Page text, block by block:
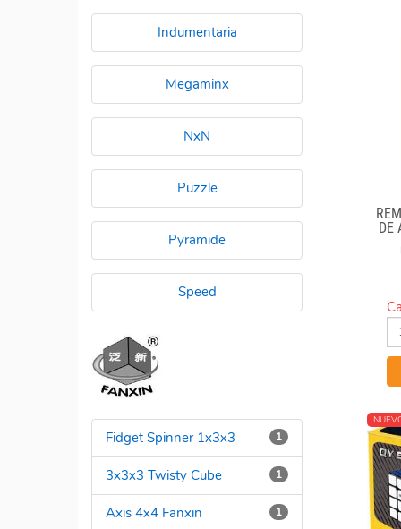
Indumentaria
Megaminx
NxN
Puzzle
Pyramide
Speed
1
Fidget Spinner 1x3x3
1
3x3x3 Twisty Cube
1
Axis 4x4 Fanxin
DE